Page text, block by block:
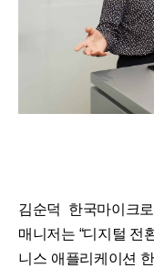
김순덕 한국마이크
매니저는 “디지털 전
니스 애플리케이션